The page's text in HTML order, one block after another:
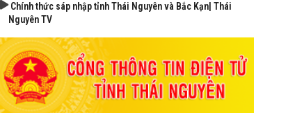
Chính thức sáp nhập tỉnh Thái Nguyên và Bắc Kạn| Thái
Nguyên TV